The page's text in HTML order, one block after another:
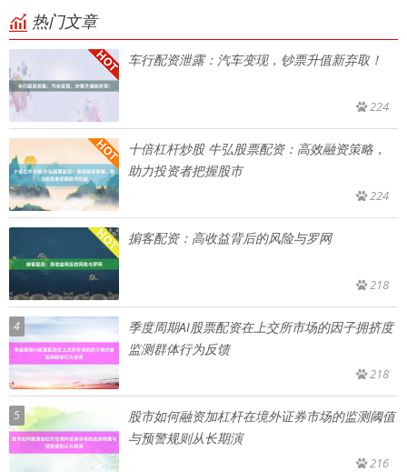
热门文章
车行配资泄露：汽车变现，钞票升值新弃取！
224
十倍杠杆炒股 牛弘股票配资：高效融资策略，
助力投资者把握股市
224
掮客配资：高收益背后的风险与罗网
218
4
季度周期AI股票配资在上交所市场的因子拥挤度
监测群体行为反馈
218
5
股市如何融资加杠杆在境外证券市场的监测阈值
与预警规则从长期演
216